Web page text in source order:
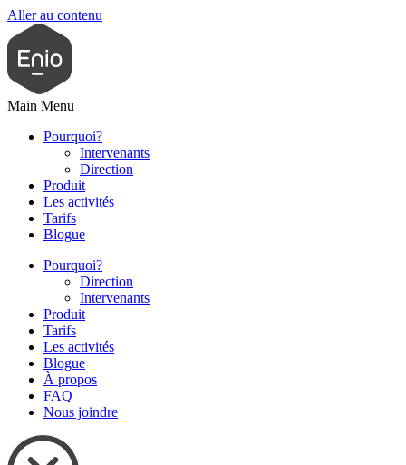
Aller au contenu
Main Menu
Pourquoi?
Intervenants
Direction
Produit
Les activités
Tarifs
Blogue
Pourquoi?
Direction
Intervenants
Produit
Tarifs
Les activités
Blogue
À propos
FAQ
Nous joindre